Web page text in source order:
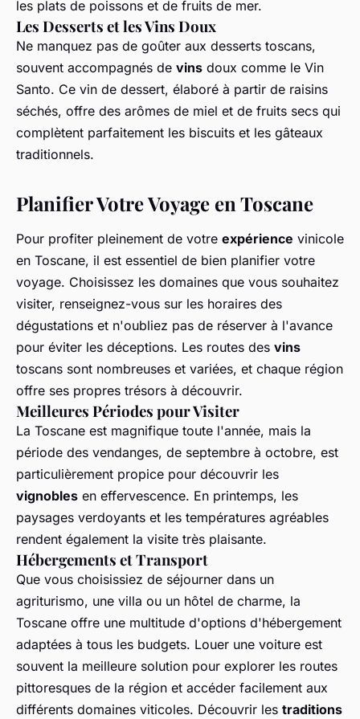
les plats de poissons et de fruits de mer.
Les Desserts et les Vins Doux
Ne manquez pas de goûter aux desserts toscans,
souvent accompagnés de vins doux comme le Vin
Santo. Ce vin de dessert, élaboré à partir de raisins
séchés, offre des arômes de miel et de fruits secs qui
complètent parfaitement les biscuits et les gâteaux
traditionnels.
Planifier Votre Voyage en Toscane
Pour profiter pleinement de votre expérience vinicole
en Toscane, il est essentiel de bien planifier votre
voyage. Choisissez les domaines que vous souhaitez
visiter, renseignez-vous sur les horaires des
dégustations et n'oubliez pas de réserver à l'avance
pour éviter les déceptions. Les routes des vins
toscans sont nombreuses et variées, et chaque région
offre ses propres trésors à découvrir.
Meilleures Périodes pour Visiter
La Toscane est magnifique toute l'année, mais la
période des vendanges, de septembre à octobre, est
particulièrement propice pour découvrir les
vignobles en effervescence. En printemps, les
paysages verdoyants et les températures agréables
rendent également la visite très plaisante.
Hébergements et Transport
Que vous choisissiez de séjourner dans un
agriturismo, une villa ou un hôtel de charme, la
Toscane offre une multitude d'options d'hébergement
adaptées à tous les budgets. Louer une voiture est
souvent la meilleure solution pour explorer les routes
pittoresques de la région et accéder facilement aux
différents domaines viticoles. Découvrir les traditions